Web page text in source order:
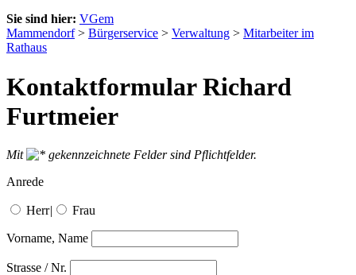
Sie sind hier: VGem
Mammendorf> Bürgerservice > Verwaltung > Mitarbeiter im
Rathaus
Kontaktformular Richard
Furtmeier
Mit
gekennzeichnete Felder sind Pflichtfelder.
Anrede
Herr| Frau
Vorname, Name
Strasse / Nr.